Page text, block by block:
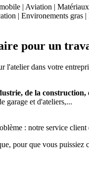
| Aviation |
| Environements
pour un
l'atelier dans votre
de la construction,
garage et d'ateliers,...
: notre service
pour que vous